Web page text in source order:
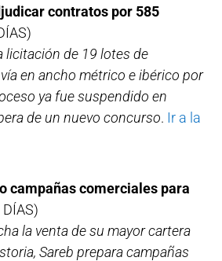
contratos por 585
licitación de 19 lotes de
en ancho métrico e ibérico por
ya fue suspendido en
de un nuevo concurso. Ir a la
campañas comerciales para
la venta de su mayor cartera
Sareb prepara campañas